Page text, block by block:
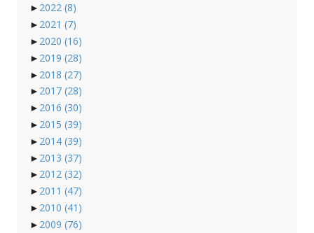
► 2022 (8)
► 2021 (7)
► 2020 (16)
► 2019 (28)
► 2018 (27)
► 2017 (28)
► 2016 (30)
► 2015 (39)
► 2014 (39)
► 2013 (37)
► 2012 (32)
► 2011 (47)
► 2010 (41)
► 2009 (76)